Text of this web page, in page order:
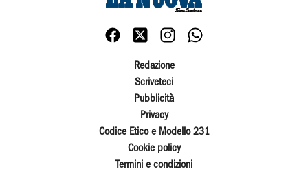
Redazione
Scriveteci
Pubblicità
Privacy
Codice Etico e Modello 231
Cookie policy
Termini e condizioni